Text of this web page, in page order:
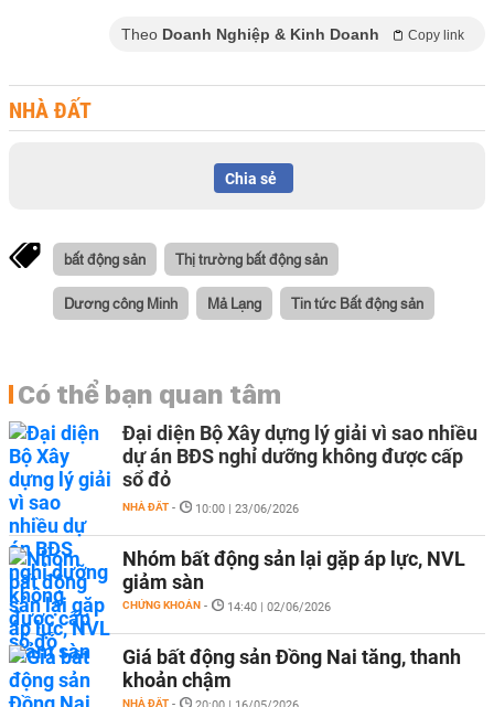
Theo Doanh Nghiệp & Kinh Doanh Copy link
NHÀ ĐẤT
Chia sẻ
bất động sản Thị trường bất động sản
Dương công Minh Mả Lạng Tin tức Bất động sản
Có thể bạn quan tâm
Đại diện Bộ Xây dựng lý giải vì sao nhiều
dự án BĐS nghỉ dưỡng không được cấp
sổ đỏ
NHÀ ĐẤT - 10:00 | 23/06/2026
Nhóm bất động sản lại gặp áp lực, NVL
giảm sàn
CHỨNG KHOÁN - 14:40 | 02/06/2026
Giá bất động sản Đồng Nai tăng, thanh
khoản chậm
NHÀ ĐẤT